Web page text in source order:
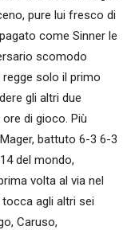
pure lui fresco di
come Sinner le
scomodo
solo il primo
gli altri due
di gioco. Più
battuto 6-3 6-3
del mondo,
volta al via nel
agli altri sei
Caruso,